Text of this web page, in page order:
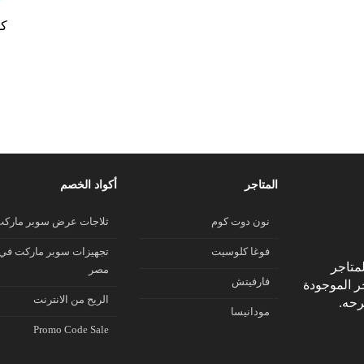
الموجودة
المتاجر
نون دوت كوم
فوغا كلوسيت
فارفيتش
مودانيسا
أكواد الخصم
ثلاجات عرض سوبر
تجهيزات سوبر ماركت في
مصر
الريح من الانترنت
Promo Code Sale